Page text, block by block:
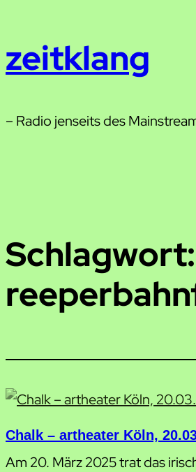
springen
zeitklang
– Radio jenseits des
Schlagwort:
Chalk – artheater Köln,
Am 20. März 2025 trat das